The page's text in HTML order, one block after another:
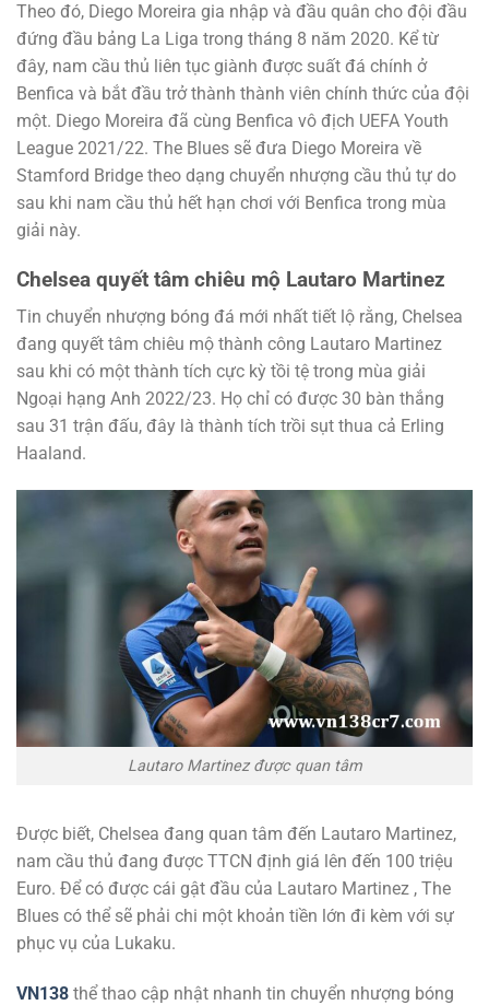
Theo đó, Diego Moreira gia nhập và đầu quân cho đội đầu
đứng đầu bảng La Liga trong tháng 8 năm 2020. Kể từ
đây, nam cầu thủ liên tục giành được suất đá chính ở
Benfica và bắt đầu trở thành thành viên chính thức của đội
một. Diego Moreira đã cùng Benfica vô địch UEFA Youth
League 2021/22. The Blues sẽ đưa Diego Moreira về
Stamford Bridge theo dạng chuyển nhượng cầu thủ tự do
sau khi nam cầu thủ hết hạn chơi với Benfica trong mùa
giải này.
Chelsea quyết tâm chiêu mộ Lautaro Martinez
Tin chuyển nhượng bóng đá mới nhất tiết lộ rằng, Chelsea
đang quyết tâm chiêu mộ thành công Lautaro Martinez
sau khi có một thành tích cực kỳ tồi tệ trong mùa giải
Ngoại hạng Anh 2022/23. Họ chỉ có được 30 bàn thắng
sau 31 trận đấu, đây là thành tích trồi sụt thua cả Erling
Haaland.
Lautaro Martinez được quan tâm
Được biết, Chelsea đang quan tâm đến Lautaro Martinez,
nam cầu thủ đang được TTCN định giá lên đến 100 triệu
Euro. Để có được cái gật đầu của Lautaro Martinez , The
Blues có thể sẽ phải chi một khoản tiền lớn đi kèm với sự
phục vụ của Lukaku.
VN138 thể thao cập nhật nhanh tin chuyển nhượng bóng